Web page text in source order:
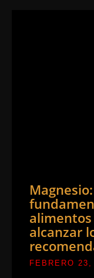
alcanzar
FEBRERO 23,